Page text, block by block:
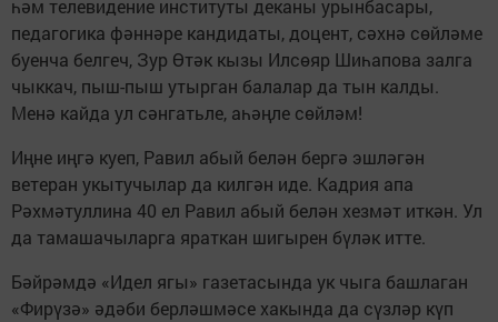
һәм телевидение институты деканы урынбасары,
педагогика фәннәре кандидаты, доцент, сәхнә сөйләме
буенча белгеч, Зур Өтәк кызы Илсөяр Шиһапова залга
чыккач, пыш-пыш утырган балалар да тын калды.
Менә кайда ул сәнгатьле, аһәңле сөйләм!
Иңне иңгә куеп, Равил абый белән бергә эшләгән
ветеран укытучылар да килгән иде. Кадрия апа
Рәхмәтуллина 40 ел Равил абый белән хезмәт иткән. Ул
да тамашачыларга яраткан шигырен бүләк итте.
Бәйрәмдә «Идел ягы» газетасында ук чыга башлаган
«Фирүзә» әдәби берләшмәсе хакында да сүзләр күп